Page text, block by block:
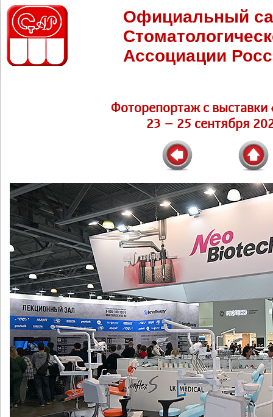
Официальный
Ассоциации
Фоторепортаж c выставки
23 – 25 сентября